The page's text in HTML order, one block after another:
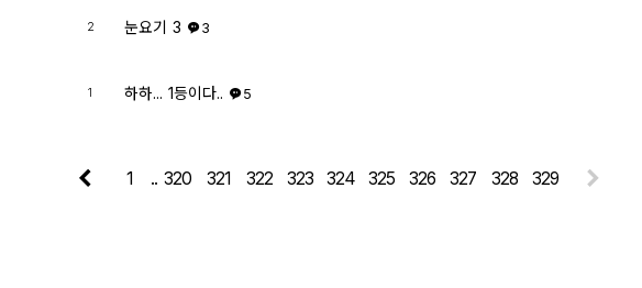
2 눈요기 3 3
1 하하... 1등이다.. 5
1 .. 320 321 322 323 324 325 326 327 328 329